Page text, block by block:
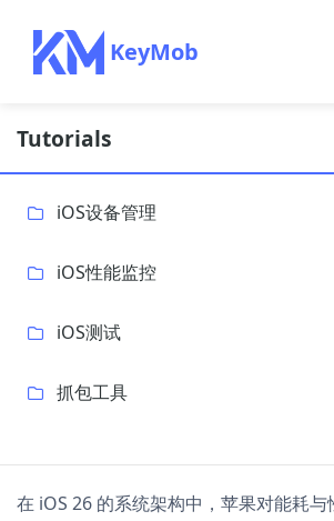
KeyMob
Tutorials
iOS设备管理
iOS性能监控
iOS测试
抓包工具
在 iOS 26 的系统架构中，苹果对能耗